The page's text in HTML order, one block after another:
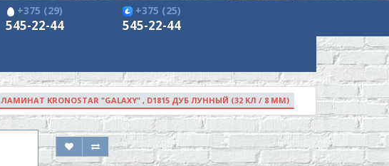
+375 (29)
545-22-44
+375 (25)
545-22-44
ЛАМИНАТ KRONOSTAR "GALAXY" , D1815 ДУБ ЛУННЫЙ (32 КЛ / 8 ММ)